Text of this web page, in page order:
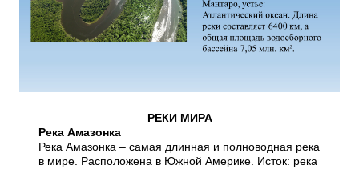
РЕКИ МИРА
Река Амазонка
Река Амазонка – самая длинная и полноводная река
в мире. Расположена в Южной Америке. Исток: река